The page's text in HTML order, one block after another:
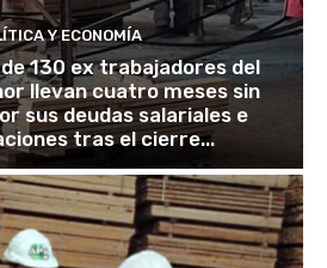
Y ECONOMÍA
130 ex trabajadores del
llevan cuatro meses sin
sus deudas salariales e
tras el cierre...